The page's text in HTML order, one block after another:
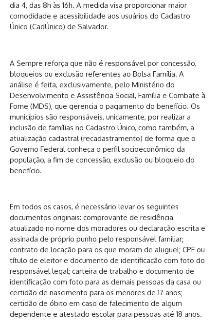
dia 4, das 8h às 16h. A medida visa proporcionar maior
comodidade e acessibilidade aos usuários do Cadastro
Único (CadÚnico) de Salvador.
A Sempre reforça que não é responsável por concessão,
bloqueios ou exclusão referentes ao Bolsa Família. A
análise é feita, exclusivamente, pelo Ministério do
Desenvolvimento e Assistência Social, Família e Combate à
Fome (MDS), que gerencia o pagamento do benefício. Os
municípios são responsáveis, unicamente, por realizar a
inclusão de famílias no Cadastro Único, como também, a
atualização cadastral (recadastramento) de forma que o
Governo Federal conheça o perfil socioeconômico da
população, a fim de concessão, exclusão ou bloqueio do
benefício.
Em todos os casos, é necessário levar os seguintes
documentos originais: comprovante de residência
atualizado no nome dos moradores ou declaração escrita e
assinada de próprio punho pelo responsável familiar;
contrato de locação para os que moram de aluguel; CPF ou
título de eleitor e documento de identificação com foto do
responsável legal; carteira de trabalho e documento de
identificação com foto para as demais pessoas da casa ou
certidão de nascimento para os menores de 17 anos;
certidão de óbito em caso de falecimento de algum
dependente e atestado escolar para pessoas até 18 anos.